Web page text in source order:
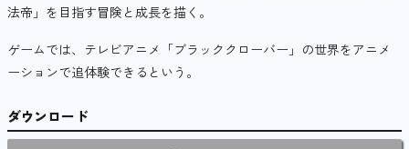
法帝」を目指す冒険と成長を描く。
ゲームでは、テレビアニメ「ブラッククローバー」の世界をアニメ
ーションで追体験できるという。
ダウンロード